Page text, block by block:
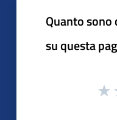
Quanto
su questa